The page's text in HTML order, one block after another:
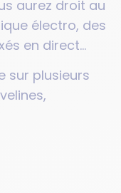
aurez droit au
électro, des
en direct…
sur plusieurs